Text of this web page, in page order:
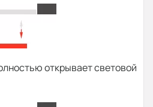
открывает световой